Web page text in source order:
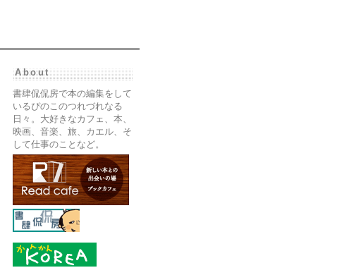
About
書肆侃侃房で本の編集をして
いるぴのこのつれづれなる
日々。大好きなカフェ、本、
映画、音楽、旅、カエル、そ
して仕事のことなど。